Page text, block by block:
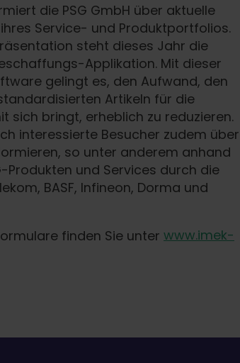
die PSG GmbH über aktuelle
Service- und Produktportfolios.
steht dieses Jahr die
Applikation. Mit dieser
gelingt es, den Aufwand, den
Artikeln für die
sich bringt, erheblich zu reduzieren.
interessierte Besucher zudem über
so unter anderem anhand
Produkten und Services durch die
BASF, Infineon, Dorma und
finden Sie unter www.imek-